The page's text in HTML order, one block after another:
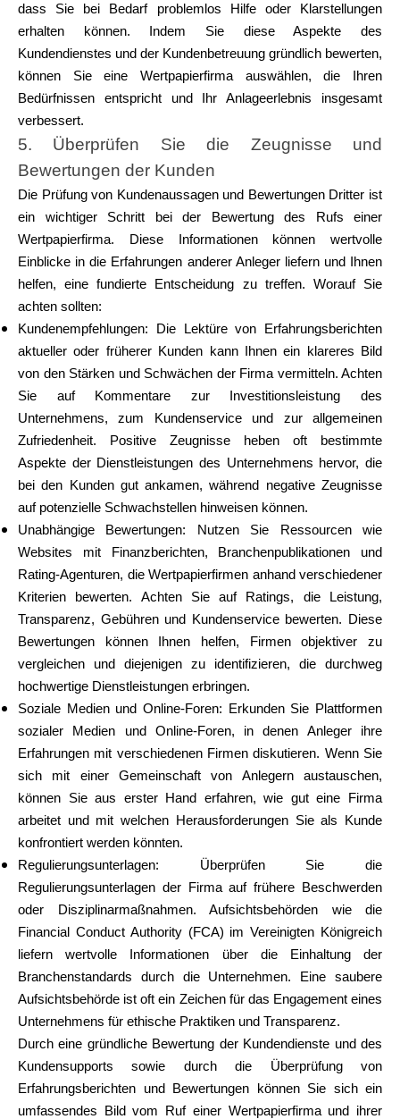
dass Sie bei Bedarf problemlos Hilfe oder Klarstellungen
erhalten können. Indem Sie diese Aspekte des
Kundendienstes und der Kundenbetreuung gründlich bewerten,
können Sie eine Wertpapierfirma auswählen, die Ihren
Bedürfnissen entspricht und Ihr Anlageerlebnis insgesamt
verbessert.
5. Überprüfen Sie die Zeugnisse und
Bewertungen der Kunden
Die Prüfung von Kundenaussagen und Bewertungen Dritter ist
ein wichtiger Schritt bei der Bewertung des Rufs einer
Wertpapierfirma. Diese Informationen können wertvolle
Einblicke in die Erfahrungen anderer Anleger liefern und Ihnen
helfen, eine fundierte Entscheidung zu treffen. Worauf Sie
achten sollten:
Kundenempfehlungen: Die Lektüre von Erfahrungsberichten
aktueller oder früherer Kunden kann Ihnen ein klareres Bild
von den Stärken und Schwächen der Firma vermitteln. Achten
Sie auf Kommentare zur Investitionsleistung des
Unternehmens, zum Kundenservice und zur allgemeinen
Zufriedenheit. Positive Zeugnisse heben oft bestimmte
Aspekte der Dienstleistungen des Unternehmens hervor, die
bei den Kunden gut ankamen, während negative Zeugnisse
auf potenzielle Schwachstellen hinweisen können.
Unabhängige Bewertungen: Nutzen Sie Ressourcen wie
Websites mit Finanzberichten, Branchenpublikationen und
Rating-Agenturen, die Wertpapierfirmen anhand verschiedener
Kriterien bewerten. Achten Sie auf Ratings, die Leistung,
Transparenz, Gebühren und Kundenservice bewerten. Diese
Bewertungen können Ihnen helfen, Firmen objektiver zu
vergleichen und diejenigen zu identifizieren, die durchweg
hochwertige Dienstleistungen erbringen.
Soziale Medien und Online-Foren: Erkunden Sie Plattformen
sozialer Medien und Online-Foren, in denen Anleger ihre
Erfahrungen mit verschiedenen Firmen diskutieren. Wenn Sie
sich mit einer Gemeinschaft von Anlegern austauschen,
können Sie aus erster Hand erfahren, wie gut eine Firma
arbeitet und mit welchen Herausforderungen Sie als Kunde
konfrontiert werden könnten.
Regulierungsunterlagen: Überprüfen Sie die
Regulierungsunterlagen der Firma auf frühere Beschwerden
oder Disziplinarmaßnahmen. Aufsichtsbehörden wie die
Financial Conduct Authority (FCA) im Vereinigten Königreich
liefern wertvolle Informationen über die Einhaltung der
Branchenstandards durch die Unternehmen. Eine saubere
Aufsichtsbehörde ist oft ein Zeichen für das Engagement eines
Unternehmens für ethische Praktiken und Transparenz.
Durch eine gründliche Bewertung der Kundendienste und des
Kundensupports sowie durch die Überprüfung von
Erfahrungsberichten und Bewertungen können Sie sich ein
umfassendes Bild vom Ruf einer Wertpapierfirma und ihrer